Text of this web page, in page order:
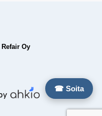
☎ Soita
Refair Oy